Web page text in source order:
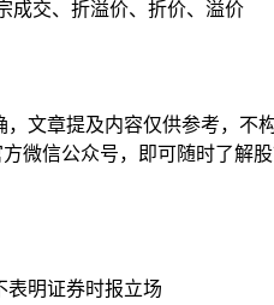
成交、折溢价、折价、溢价
文章提及内容仅供参考，不
微信公众号，即可随时了解
表明证券时报立场